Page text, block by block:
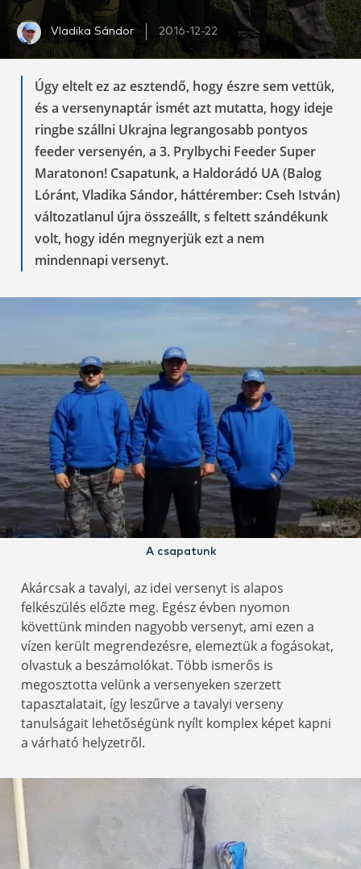
Vladika Sándor 2016-12-22
Úgy eltelt ez az esztendő, hogy észre sem vettük,
és a versenynaptár ismét azt mutatta, hogy ideje
ringbe szállni Ukrajna legrangosabb pontyos
feeder versenyén, a 3. Prylbychi Feeder Super
Maratonon! Csapatunk, a Haldorádó UA (Balog
Lóránt, Vladika Sándor, háttérember: Cseh István)
változatlanul újra összeállt, s feltett szándékunk
volt, hogy idén megnyerjük ezt a nem
mindennapi versenyt.
A csapatunk
Akárcsak a tavalyi, az idei versenyt is alapos
felkészülés előzte meg. Egész évben nyomon
követtünk minden nagyobb versenyt, ami ezen a
vízen került megrendezésre, elemeztük a fogásokat,
olvastuk a beszámolókat. Több ismerős is
megosztotta velünk a versenyeken szerzett
tapasztalatait, így leszűrve a tavalyi verseny
tanulságait lehetőségünk nyílt komplex képet kapni
a várható helyzetről.